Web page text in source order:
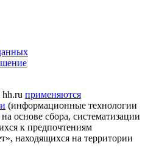
применяются
(информационные технологии
основе сбора, систематизации
к предпочтениям
находящихся на территории